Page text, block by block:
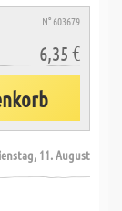
N° 603679
6,35 €
11. August